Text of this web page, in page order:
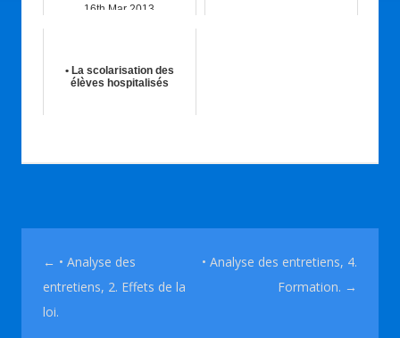
16th Mar 2013
• La scolarisation des
élèves hospitalisés
Navigation des articles
← • Analyse des
entretiens, 2. Effets de la
loi.
• Analyse des entretiens, 4.
Formation. →